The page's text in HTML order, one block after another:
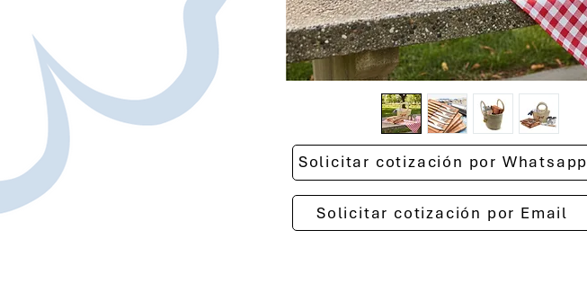
Solicitar cotización por Whatsapp
Solicitar cotización por Email